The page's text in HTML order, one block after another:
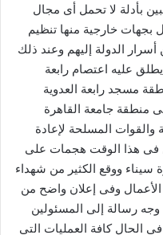
بأدلة لا تحمل أى مجال
خارجية منها تنظيم
الدولة إليهم وعند ذلك
عليه اعتصام رابعة
مسجد رابعة العدوية
منطقة جامعة القاهرة
المسلحة لإعادة
فى هذا الوقت هجمات على
ووقع الكثير من شهداء
وفى إعلان واضح من
وجه رسالة إلى المسئولين
كافة العمليات التى